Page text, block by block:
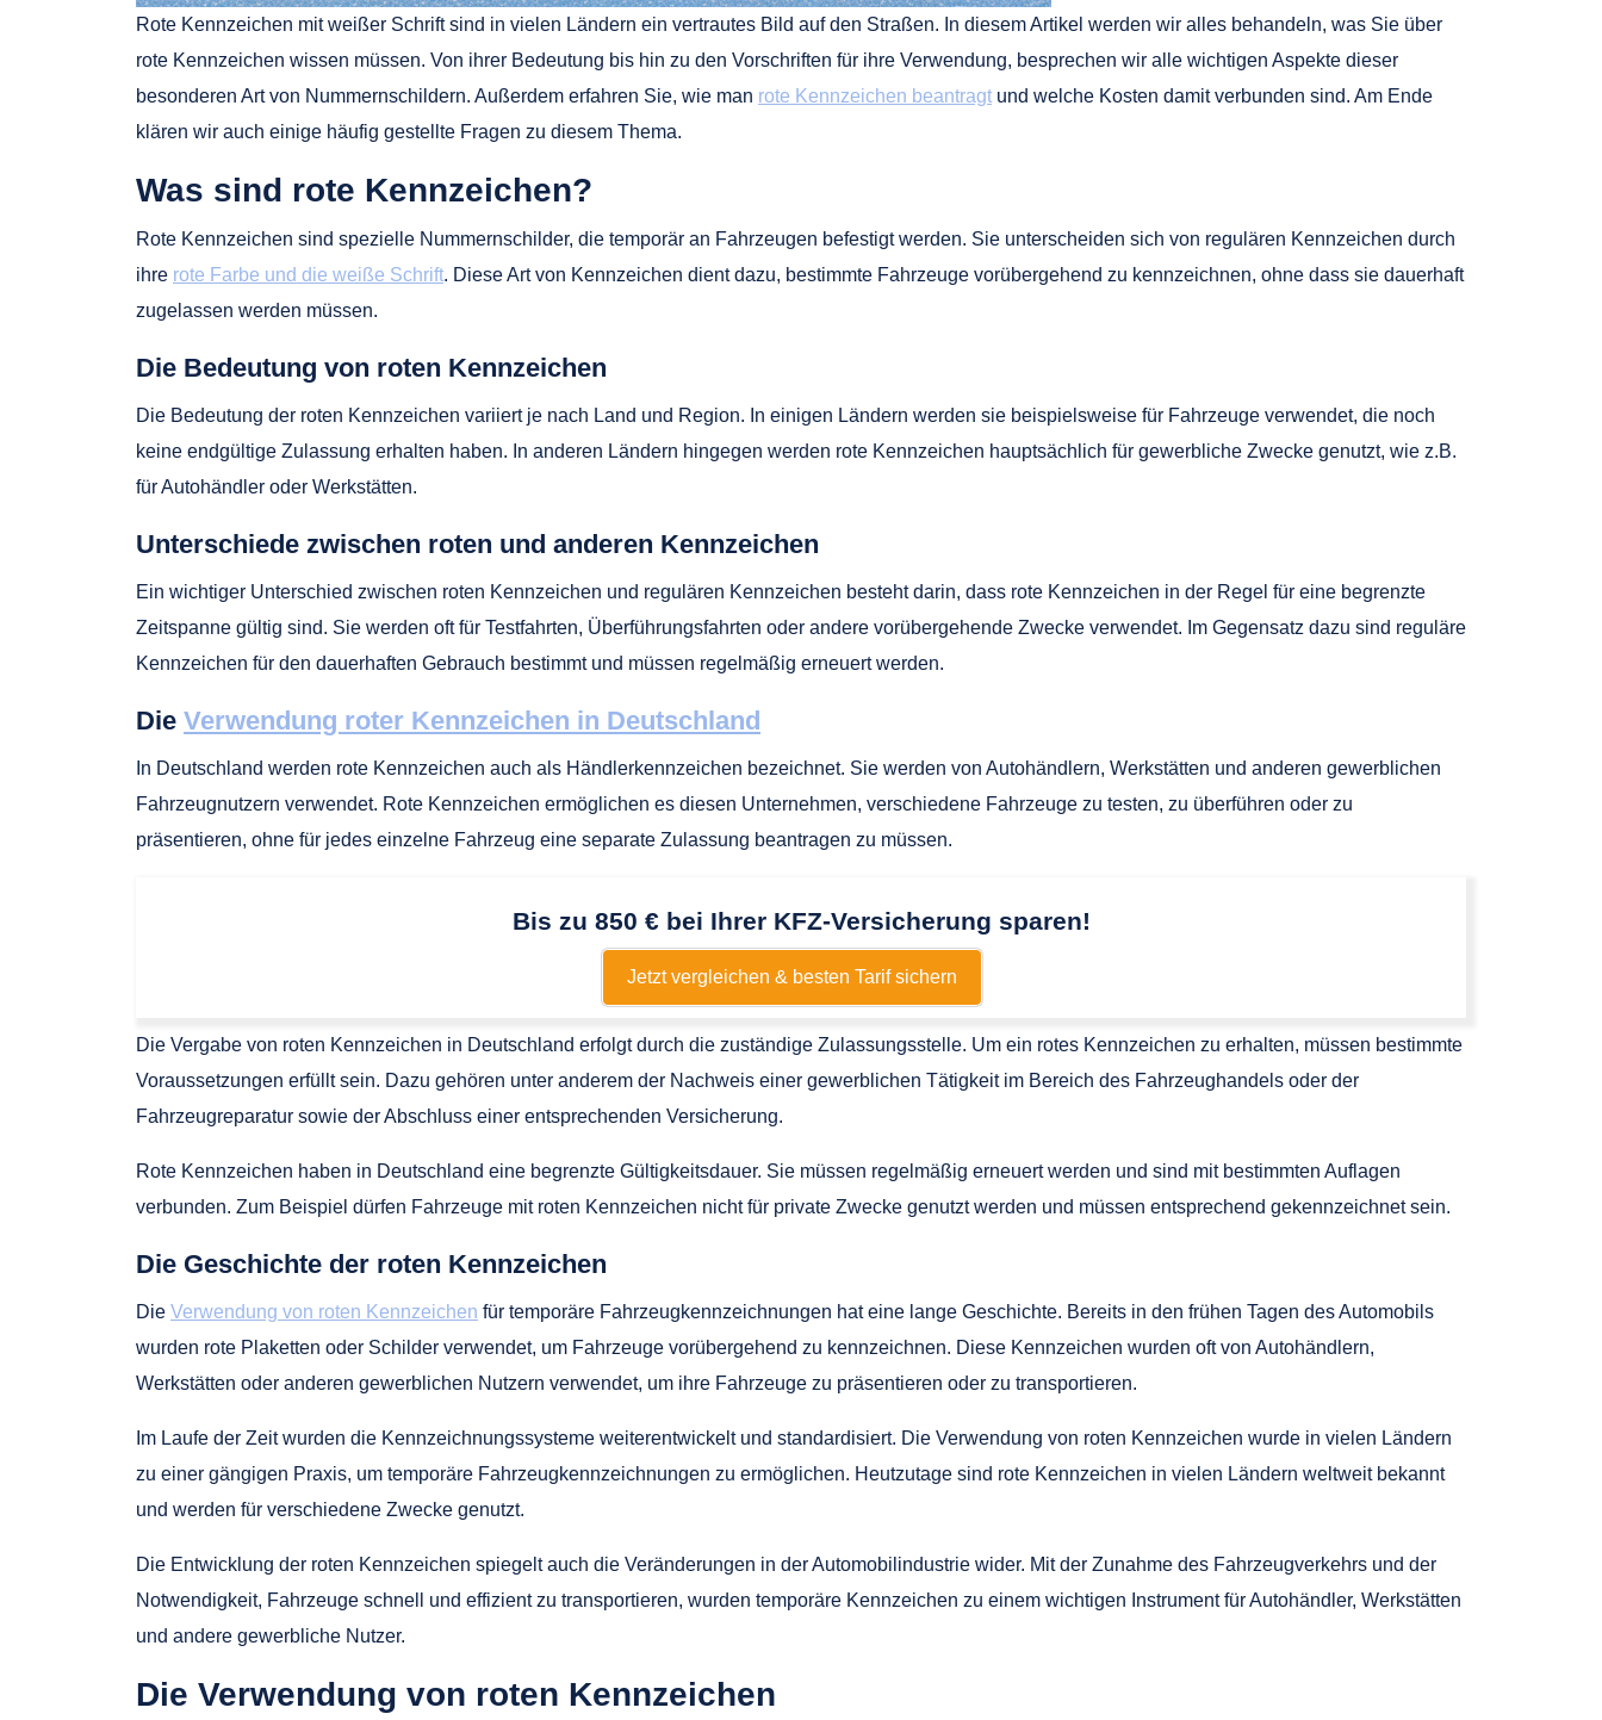
Rote Kennzeichen mit weißer Schrift sind in vielen Ländern ein vertrautes Bild auf den Straßen. In diesem Artikel werden wir alles behandeln, was Sie über
rote Kennzeichen wissen müssen. Von ihrer Bedeutung bis hin zu den Vorschriften für ihre Verwendung, besprechen wir alle wichtigen Aspekte dieser
besonderen Art von Nummernschildern. Außerdem erfahren Sie, wie man rote Kennzeichen beantragt und welche Kosten damit verbunden sind. Am Ende
klären wir auch einige häufig gestellte Fragen zu diesem Thema.
Was sind rote Kennzeichen?
Rote Kennzeichen sind spezielle Nummernschilder, die temporär an Fahrzeugen befestigt werden. Sie unterscheiden sich von regulären Kennzeichen durch
ihre rote Farbe und die weiße Schrift. Diese Art von Kennzeichen dient dazu, bestimmte Fahrzeuge vorübergehend zu kennzeichnen, ohne dass sie dauerhaft
zugelassen werden müssen.
Die Bedeutung von roten Kennzeichen
Die Bedeutung der roten Kennzeichen variiert je nach Land und Region. In einigen Ländern werden sie beispielsweise für Fahrzeuge verwendet, die noch
keine endgültige Zulassung erhalten haben. In anderen Ländern hingegen werden rote Kennzeichen hauptsächlich für gewerbliche Zwecke genutzt, wie z.B.
für Autohändler oder Werkstätten.
Unterschiede zwischen roten und anderen Kennzeichen
Ein wichtiger Unterschied zwischen roten Kennzeichen und regulären Kennzeichen besteht darin, dass rote Kennzeichen in der Regel für eine begrenzte
Zeitspanne gültig sind. Sie werden oft für Testfahrten, Überführungsfahrten oder andere vorübergehende Zwecke verwendet. Im Gegensatz dazu sind reguläre
Kennzeichen für den dauerhaften Gebrauch bestimmt und müssen regelmäßig erneuert werden.
Die Verwendung roter Kennzeichen in Deutschland
In Deutschland werden rote Kennzeichen auch als Händlerkennzeichen bezeichnet. Sie werden von Autohändlern, Werkstätten und anderen gewerblichen
Fahrzeugnutzern verwendet. Rote Kennzeichen ermöglichen es diesen Unternehmen, verschiedene Fahrzeuge zu testen, zu überführen oder zu
präsentieren, ohne für jedes einzelne Fahrzeug eine separate Zulassung beantragen zu müssen.
Bis zu 850 € bei Ihrer KFZ-Versicherung sparen!
Jetzt vergleichen & besten Tarif sichern
Die Vergabe von roten Kennzeichen in Deutschland erfolgt durch die zuständige Zulassungsstelle. Um ein rotes Kennzeichen zu erhalten, müssen bestimmte
Voraussetzungen erfüllt sein. Dazu gehören unter anderem der Nachweis einer gewerblichen Tätigkeit im Bereich des Fahrzeughandels oder der
Fahrzeugreparatur sowie der Abschluss einer entsprechenden Versicherung.
Rote Kennzeichen haben in Deutschland eine begrenzte Gültigkeitsdauer. Sie müssen regelmäßig erneuert werden und sind mit bestimmten Auflagen
verbunden. Zum Beispiel dürfen Fahrzeuge mit roten Kennzeichen nicht für private Zwecke genutzt werden und müssen entsprechend gekennzeichnet sein.
Die Geschichte der roten Kennzeichen
Die Verwendung von roten Kennzeichen für temporäre Fahrzeugkennzeichnungen hat eine lange Geschichte. Bereits in den frühen Tagen des Automobils
wurden rote Plaketten oder Schilder verwendet, um Fahrzeuge vorübergehend zu kennzeichnen. Diese Kennzeichen wurden oft von Autohändlern,
Werkstätten oder anderen gewerblichen Nutzern verwendet, um ihre Fahrzeuge zu präsentieren oder zu transportieren.
Im Laufe der Zeit wurden die Kennzeichnungssysteme weiterentwickelt und standardisiert. Die Verwendung von roten Kennzeichen wurde in vielen Ländern
zu einer gängigen Praxis, um temporäre Fahrzeugkennzeichnungen zu ermöglichen. Heutzutage sind rote Kennzeichen in vielen Ländern weltweit bekannt
und werden für verschiedene Zwecke genutzt.
Die Entwicklung der roten Kennzeichen spiegelt auch die Veränderungen in der Automobilindustrie wider. Mit der Zunahme des Fahrzeugverkehrs und der
Notwendigkeit, Fahrzeuge schnell und effizient zu transportieren, wurden temporäre Kennzeichen zu einem wichtigen Instrument für Autohändler, Werkstätten
und andere gewerbliche Nutzer.
Die Verwendung von roten Kennzeichen